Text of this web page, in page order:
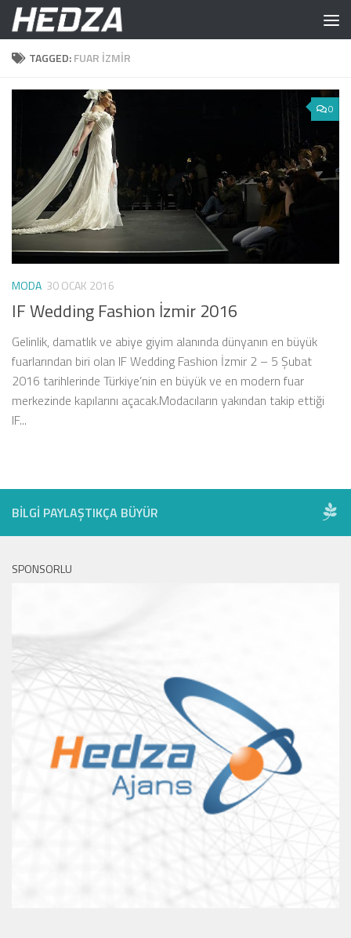
Skip to content
TAGGED:FUAR IZMIR
0
MODA 30 OCAK 2016
IF Wedding Fashion İzmir 2016
Gelinlik, damatlık ve abiye giyim alanında dünyanın en büyük
fuarlarından biri olan IF Wedding Fashion İzmir 2 – 5 Şubat
2016 tarihlerinde Türkiye’nin en büyük ve en modern fuar
merkezinde kapılarını açacak.Modacıların yakından takip ettiği
IF...
BILGI PAYLAŞTIKÇA BÜYÜR
SPONSORLU